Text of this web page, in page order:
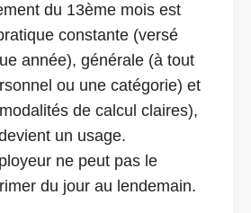
du 13ème mois est
constante (versé
année), générale (à tout
ou une catégorie) et
de calcul claires),
un usage.
ne peut pas le
du jour au lendemain.